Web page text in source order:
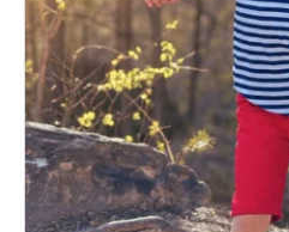
o
d
u
k
t
o
v